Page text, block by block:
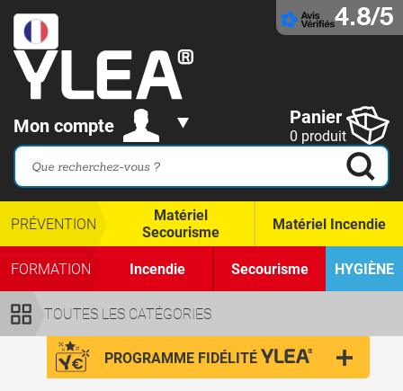
4.8/5
Mon compte Panier
0 produit
TOUTES LES CATÉGORIES
PRÉVENTION
Matériel
Secourisme
Matériel Incendie
FORMATION Incendie Secourisme HYGIÈNE
PROGRAMME FIDÉLITÉ